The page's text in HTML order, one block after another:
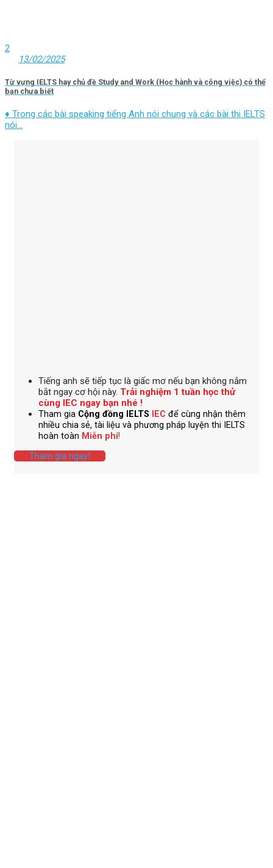
2
13/02/2025
Từ vựng IELTS hay chủ đề Study and Work (Học hành và công việc) có thể
bạn chưa biết
♦ Trong các bài speaking tiếng Anh nói chung và các bài thi IELTS
nói...
Tiếng anh sẽ tiếp tục là giấc mơ nếu bạn không nắm
bắt ngay cơ hội này. Trải nghiệm 1 tuần học thử
cùng IEC ngay bạn nhé !
Tham gia Cộng đồng IELTS IEC để cùng nhận thêm
nhiều chia sẻ, tài liệu và phương pháp luyện thi IELTS
hoàn toàn Miễn phí!
Tham gia ngay!